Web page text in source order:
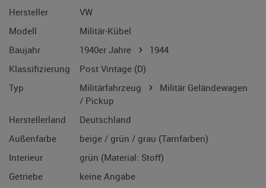
Hersteller
VW
Modell
Militär-Kübel
Baujahr
1940er Jahre
1944
Klassifizierung
Post Vintage (D)
Typ
Militärfahrzeug
Militär Geländewagen
/ Pickup
Herstellerland
Deutschland
Außenfarbe
beige / grün / grau (Tarnfarben)
Interieur
grün (Material: Stoff)
Getriebe
keine Angabe